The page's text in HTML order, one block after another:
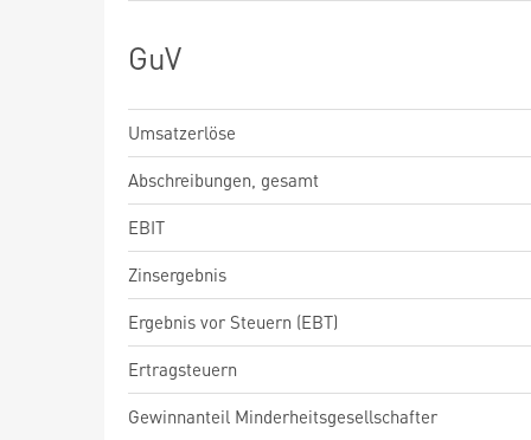
GuV
Umsatzerlöse
Abschreibungen, gesamt
EBIT
Zinsergebnis
Ergebnis vor Steuern (EBT)
Ertragsteuern
Gewinnanteil Minderheitsgesellschafter